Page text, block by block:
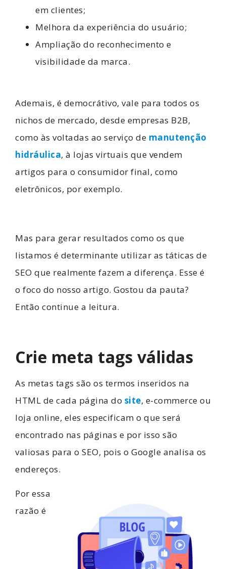
em clientes;
Melhora da experiência do usuário;
Ampliação do reconhecimento e
visibilidade da marca.
Ademais, é democrátivo, vale para todos os
nichos de mercado, desde empresas B2B,
como às voltadas ao serviço de manutenção
hidráulica, à lojas virtuais que vendem
artigos para o consumidor final, como
eletrônicos, por exemplo.
Mas para gerar resultados como os que
listamos é determinante utilizar as táticas de
SEO que realmente fazem a diferença. Esse é
o foco do nosso artigo. Gostou da pauta?
Então continue a leitura.
Crie meta tags válidas
As metas tags são os termos inseridos na
HTML de cada página do site, e-commerce ou
loja online, eles especificam o que será
encontrado nas páginas e por isso são
valiosas para o SEO, pois o Google analisa os
endereços.
Por essa
razão é